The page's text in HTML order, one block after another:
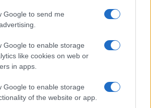
Google to send me
Google to enable storage
like cookies on web or
in apps.
Google to enable storage
of the website or app.